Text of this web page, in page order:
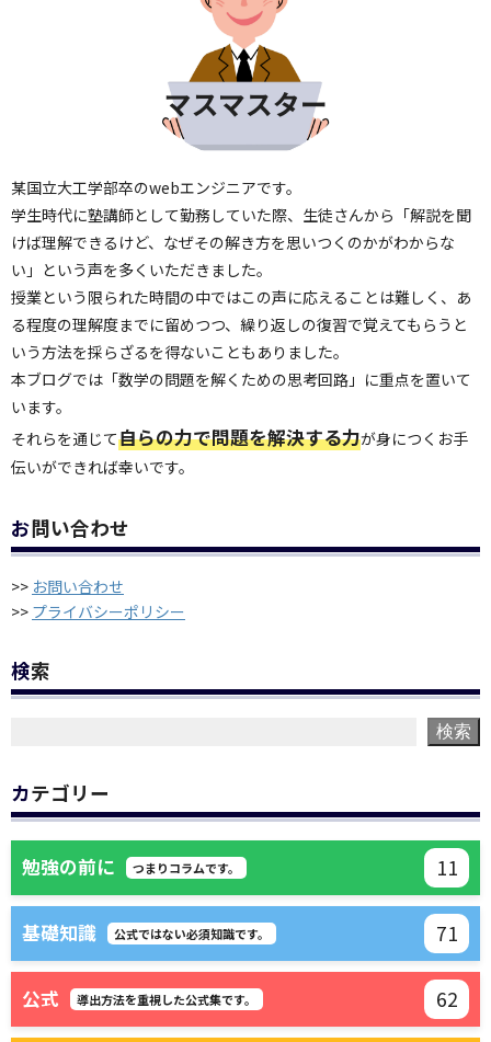
某国立大工学部卒のwebエンジニアです。
学生時代に塾講師として勤務していた際、生徒さんから「解説を聞
けば理解できるけど、なぜその解き方を思いつくのかがわからな
い」という声を多くいただきました。
授業という限られた時間の中ではこの声に応えることは難しく、あ
る程度の理解度までに留めつつ、繰り返しの復習で覚えてもらうと
いう方法を採らざるを得ないこともありました。
本ブログでは「数学の問題を解くための思考回路」に重点を置いて
います。
それらを通じて自らの力で問題を解決する力が身につくお手
伝いができれば幸いです。
お問い合わせ
>> お問い合わせ
>> プライバシーポリシー
検索
検索
カテゴリー
勉強の前に つまりコラムです。 11
基礎知識 公式ではない必須知識です。 71
公式 導出方法を重視した公式集です。 62